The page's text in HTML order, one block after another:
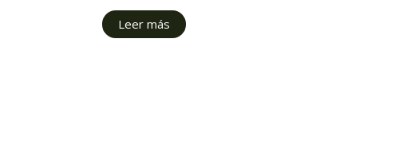
Leer más